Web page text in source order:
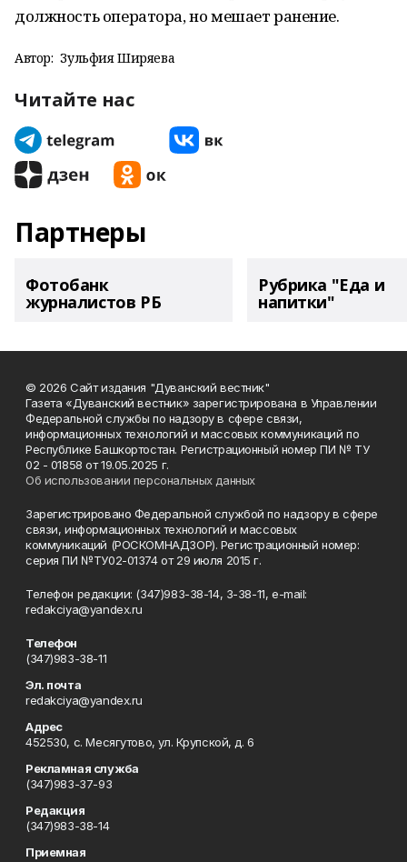
должность оператора, но мешает ранение.
Автор: Зульфия Ширяева
Читайте нас
Партнеры
Фотобанк
журналистов РБ
Рубрика "Еда и
напитки"
© 2026 Сайт издания "Дуванский вестник"
Газета «Дуванский вестник» зарегистрирована в Управлении
Федеральной службы по надзору в сфере связи,
информационных технологий и массовых коммуникаций по
Республике Башкортостан. Регистрационный номер ПИ № ТУ
02 - 01858 от 19.05.2025 г.
Об использовании персональных данных
Зарегистрировано Федеральной службой по надзору в сфере
связи, информационных технологий и массовых
коммуникаций (РОСКОМНАДЗОР). Регистрационный номер:
серия ПИ №ТУ02-01374 от 29 июля 2015 г.
Телефон редакции: (347)983-38-14, 3-38-11, e-mail:
redakciya@yandex.ru
Телефон
(347)983-38-11
Эл. почта
redakciya@yandex.ru
Адрес
452530, с. Месягутово, ул. Крупской, д. 6
Рекламная служба
(347)983-37-93
Редакция
(347)983-38-14
Приемная